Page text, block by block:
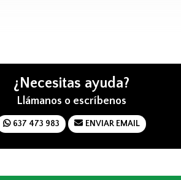
¿Necesitas ayuda?
Llámanos o escríbenos
637 473 983 ENVIAR EMAIL